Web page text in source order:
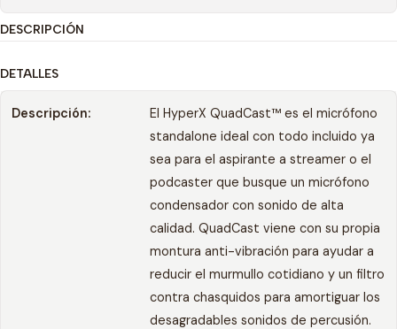
DESCRIPCIÓN
DETALLES
Descripción:
El HyperX QuadCast™ es el micrófono
standalone ideal con todo incluido ya
sea para el aspirante a streamer o el
podcaster que busque un micrófono
condensador con sonido de alta
calidad. QuadCast viene con su propia
montura anti-vibración para ayudar a
reducir el murmullo cotidiano y un filtro
contra chasquidos para amortiguar los
desagradables sonidos de percusión.